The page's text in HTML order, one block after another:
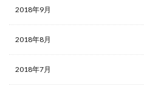
2018年9月
2018年8月
2018年7月